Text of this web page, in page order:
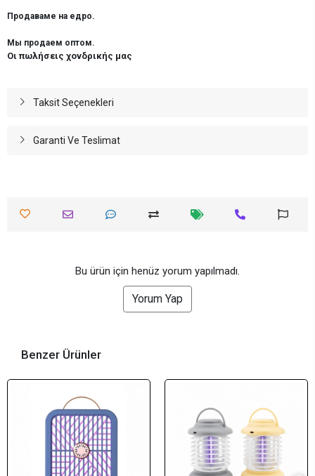
Продаваме на едро.
Мы продаем оптом.
Οι πωλήσεις χονδρικής μας
Taksit Seçenekleri
Garanti Ve Teslimat
Bu ürün için henüz yorum yapılmadı.
Yorum Yap
Benzer Ürünler